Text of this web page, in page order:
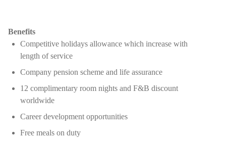
Benefits
Competitive holidays allowance which increase with
length of service
Company pension scheme and life assurance
12 complimentary room nights and F&B discount
worldwide
Career development opportunities
Free meals on duty